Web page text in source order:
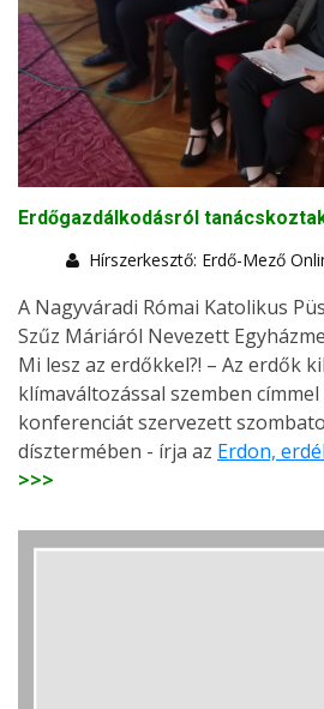
Erdőgazdálkodásról
Hírszerkesztő: Erdő-Mező
A Nagyváradi Római Katolikus
Szűz Máriáról Nevezett
Mi lesz az erdőkkel?! – Az erdők
klímaváltozással szemben
konferenciát szervezett
dísztermében - írja az Erdon,
>>>